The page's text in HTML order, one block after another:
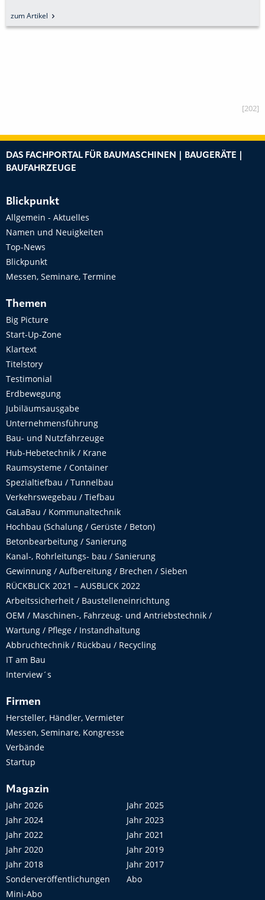
zum Artikel
[202]
DAS FACHPORTAL FÜR BAUMASCHINEN | BAUGERÄTE |
BAUFAHRZEUGE
Blickpunkt
Allgemein - Aktuelles
Namen und Neuigkeiten
Top-News
Blickpunkt
Messen, Seminare, Termine
Themen
Big Picture
Start-Up-Zone
Klartext
Titelstory
Testimonial
Erdbewegung
Jubiläumsausgabe
Unternehmensführung
Bau- und Nutzfahrzeuge
Hub-Hebetechnik / Krane
Raumsysteme / Container
Spezialtiefbau / Tunnelbau
Verkehrswegebau / Tiefbau
GaLaBau / Kommunaltechnik
Hochbau (Schalung / Gerüste / Beton)
Betonbearbeitung / Sanierung
Kanal-, Rohrleitungs- bau / Sanierung
Gewinnung / Aufbereitung / Brechen / Sieben
RÜCKBLICK 2021 – AUSBLICK 2022
Arbeitssicherheit / Baustelleneinrichtung
OEM / Maschinen-, Fahrzeug- und Antriebstechnik /
Wartung / Pflege / Instandhaltung
Abbruchtechnik / Rückbau / Recycling
IT am Bau
Interview´s
Firmen
Hersteller, Händler, Vermieter
Messen, Seminare, Kongresse
Verbände
Startup
Magazin
Jahr 2026
Jahr 2025
Jahr 2024
Jahr 2023
Jahr 2022
Jahr 2021
Jahr 2020
Jahr 2019
Jahr 2018
Jahr 2017
Sonderveröffentlichungen
Abo
Mini-Abo